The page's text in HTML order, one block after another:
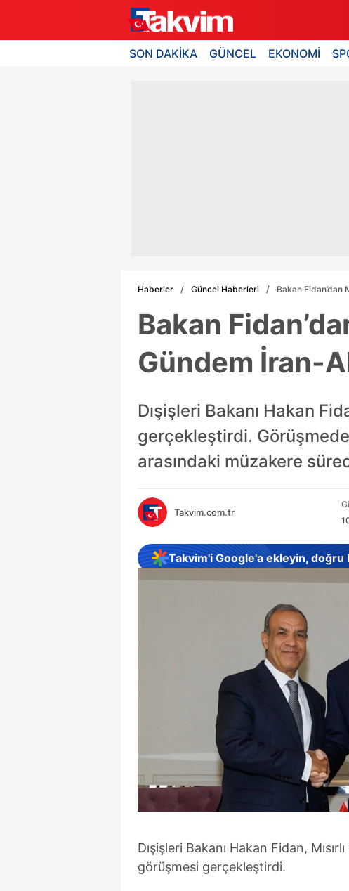
SON DAKİKA GÜNCEL EKONOMİ
Haberler Güncel Haberleri Bakan Fidan’dan
Bakan
Gündem İran-
Dışişleri Bakanı Hakan
gerçekleştirdi.
arasındaki müzakere
Takvim.com.tr
Takvim'i Google'a ekleyin, doğru
Dışişleri Bakanı Hakan Fidan,
görüşmesi gerçekleştirdi.